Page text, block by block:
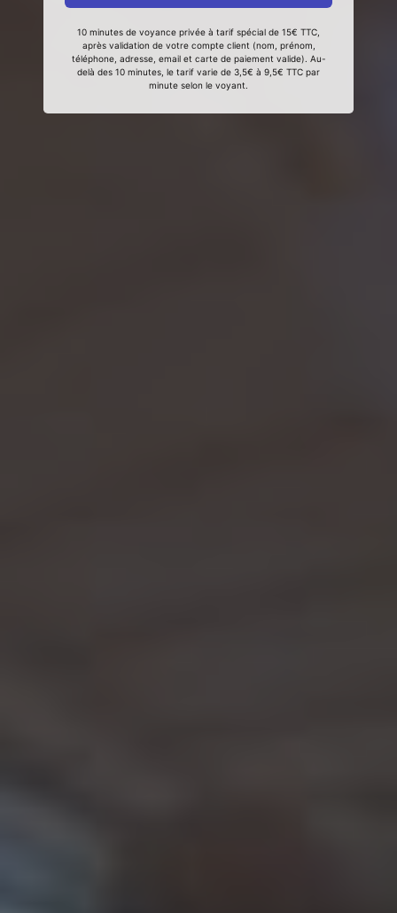
10 minutes de voyance privée à tarif spécial de 15€ TTC,
après validation de votre compte client (nom, prénom,
téléphone, adresse, email et carte de paiement valide). Au-
delà des 10 minutes, le tarif varie de 3,5€ à 9,5€ TTC par
minute selon le voyant.